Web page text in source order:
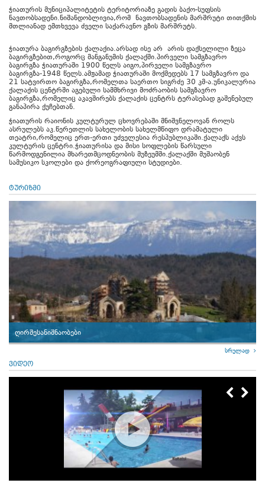
ჭიათურის მუნიციპალიტეტის ტერიტორიაზე გადის ბაქო-სუფსის
ნავთობსადენი.ნიშანდობლივია,რომ ნავთობსადენის მარშრუტი თითქმის
მთლიანად ემთხვევა ძველი საქარავნო გზის მარშრუტს.
ჭიათურა ბაგირგზების ქალაქია.არსად ისე არ არის დაქსელილი ზეცა
ბაგირგზებით,როგორც მანგანუმის ქალაქში.პირველი სამგზავრო
ბაგირგზა ჭიათურაში 1900 წელს აიგო,პირველი სამგზავრო
ბაგირგზა-1948 წელს.ამჟამად ჭიათურაში მოქმედებს 17 სამგზავრო და
21 სატვირთო ბაგირგზა,რომელთა საერთო სიგრძე 30 კმ-ა.უნიკალურია
ქალაქის ცენტრში აგებული სამმხრივი მოძრაობის სამგზავრო
ბაგირგზა,რომელიც აკავშირებს ქალაქის ცენტრს ტერასებად გაშენებულ
განაპირა ქუჩებთან.
ჭიათურის რაიონის კულტურულ ცხოვრებაში მნიშვნელოვან როლს
ასრულებს აკ.წერეთლის სახელობის სახელმწიფო დრამატული
თეატრი,რომელიც ერთ-ერთი უძველესია რესპუბლიკაში.ქალაქს აქვს
კულტურის ცენტრი.ჭიათურისა და მისი სოფლების წარსული
წარმოდგენილია მხარეთმცოდნეობის მუზეუმში.ქალაქში მუშაობენ
სამუსიკო სკოლები და ქორეოგრაფიული სტუდიები.
ტურიზმი
ღირშესანიშნაობები
სრულად
ვიდეო